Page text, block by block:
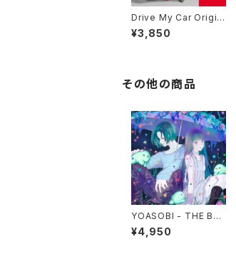
Drive My Car Origin
al Soundtrack＜初回
限定生産盤＞
¥3,850
その他の商品
YOASOBI - THE BO
OK for,(2LP)
¥4,950